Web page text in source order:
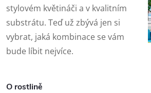
stylovém květináči a v kvalitním
substrátu. Teď už zbývá jen si
vybrat, jaká kombinace se vám
bude líbit nejvíce.
O rostlině